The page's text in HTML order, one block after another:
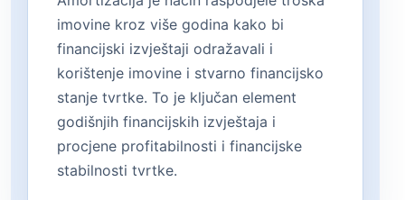
imovine kroz više godina kako bi
financijski izvještaji odražavali i
korištenje imovine i stvarno financijsko
stanje tvrtke. To je ključan element
godišnjih financijskih izvještaja i
procjene profitabilnosti i financijske
stabilnosti tvrtke.